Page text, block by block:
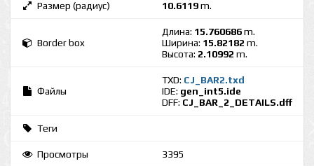
Размер (радиус) 10.6119m.
Border box
Длина: 15.760686m.
Ширина: 15.82182 m.
Высота: 2.10992 m.
Файлы
TXD: CJ_BAR2.txd
IDE: gen_int5.ide
DFF: CJ_BAR_2_DETAILS.dff
Теги
Просмотры 3395